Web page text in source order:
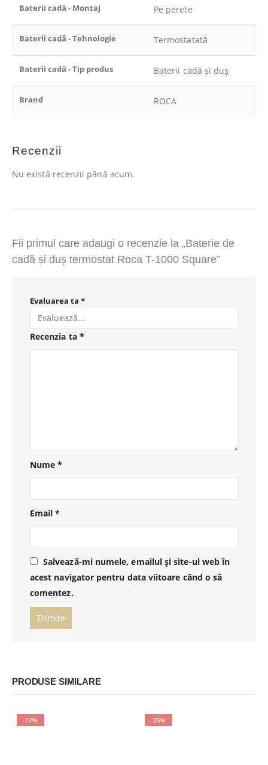
Baterii cadă - Montaj Pe perete
Baterii cadă - Tehnologie Termostatată
Baterii cadă - Tip produs Baterii cadă și duș
Brand ROCA
Recenzii
Nu există recenzii până acum.
Fii primul care adaugi o recenzie la „Baterie de
cadă și duș termostat Roca T-1000 Square”
Evaluarea ta *
Recenzia ta *
Nume*
Email*
Salvează-mi numele, emailul și site-ul web în
acest navigator pentru data viitoare când o să
comentez.
PRODUSE SIMILARE
-12% -25%